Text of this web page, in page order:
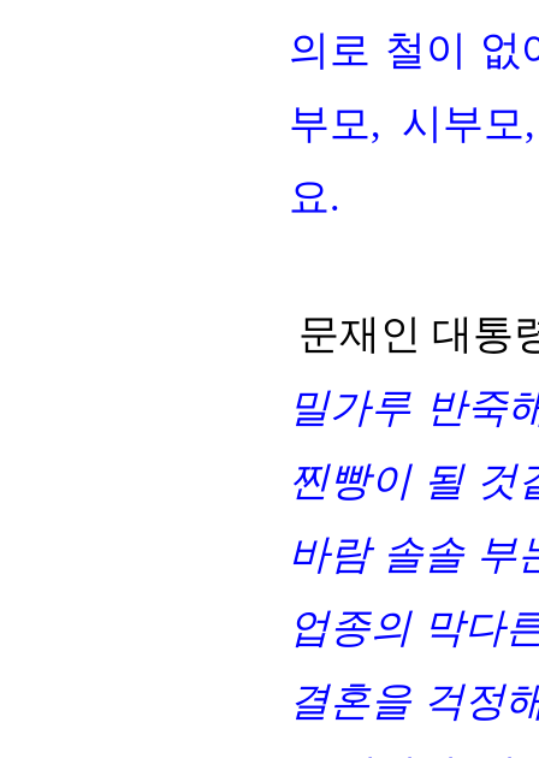
의로 철이 없
부모, 시부
요.
문재인 대통
밀가루 반죽
찐빵이 될 것
바람 솔솔 부
업종의 막다
결혼을 걱정